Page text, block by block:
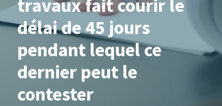
travaux fait courir le
délai de 45 jours
pendant lequel ce
dernier peut le
contester